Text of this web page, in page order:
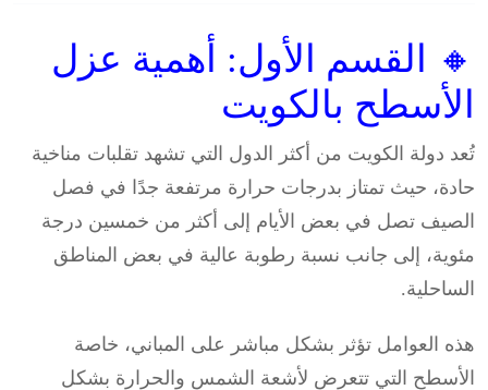
🔸 القسم الأول: أهمية عزل
الأسطح بالكويت
تُعد دولة الكويت من أكثر الدول التي تشهد تقلبات مناخية
حادة، حيث تمتاز بدرجات حرارة مرتفعة جدًا في فصل
الصيف تصل في بعض الأيام إلى أكثر من خمسين درجة
مئوية، إلى جانب نسبة رطوبة عالية في بعض المناطق
الساحلية.
هذه العوامل تؤثر بشكل مباشر على المباني، خاصة
الأسطح التي تتعرض لأشعة الشمس والحرارة بشكل